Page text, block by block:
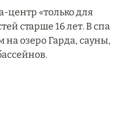
DUBAI:
КОНТРАКТА НА
центр «только для
старше 16 лет. В спа
на озеро Гарда, сауны,